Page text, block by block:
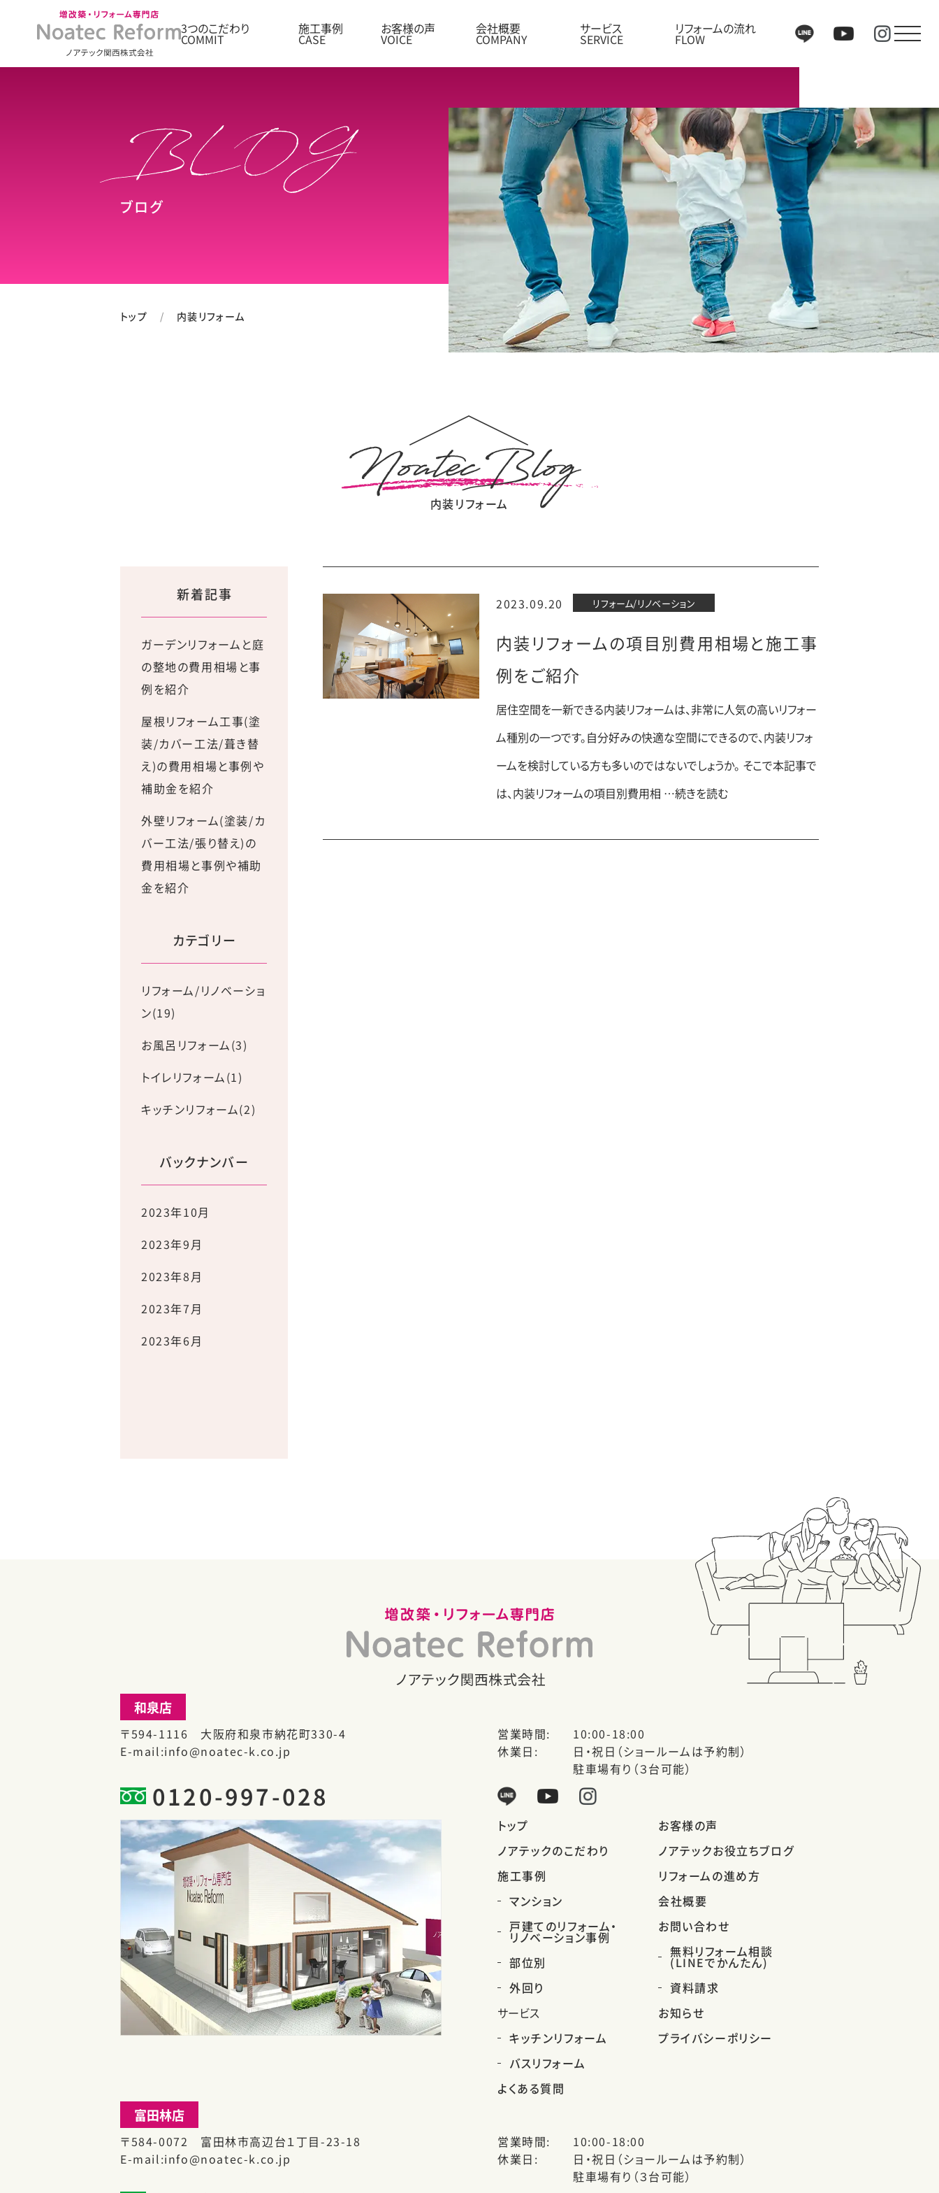
3つのこだわり 施工事例 お客様の声 会社概要 サービス リフォームの流れ
ブログ
トップ 内装リフォーム
内装リフォーム
2023.09.20 リフォーム/リノベーション
内装リフォームの項目別費用相場と施工事
例をご紹介
居住空間を一新できる内装リフォームは、非常に人気の高いリフォー
ム種別の一つです。自分好みの快適な空間にできるので、内装リフォ
ームを検討している方も多いのではないでしょうか。 そこで本記事で
は、内装リフォームの項目別費用相 …続きを読む
新着記事
ガーデンリフォームと庭
の整地の費用相場と事
例を紹介
屋根リフォーム工事(塗
装/カバー工法/葺き替
え)の費用相場と事例や
補助金を紹介
外壁リフォーム(塗装/カ
バー工法/張り替え)の
費用相場と事例や補助
金を紹介
カテゴリー
リフォーム/リノベーショ
ン(19)
お風呂リフォーム(3)
トイレリフォーム(1)
キッチンリフォーム(2)
バックナンバー
2023年10月
2023年9月
2023年8月
2023年7月
2023年6月
和泉店
〒594-1116 大阪府和泉市納花町330-4
E-mail info@noatec-k.co.jp
営業時間
10:00-18:00
休業日
日・祝日（ショールームは予約制）
駐車場有り（３台可能）
0120-997-028
トップ
ノアテックのこだわり
施工事例
マンション
戸建てのリフォーム・
リノベーション事例
部位別
外回り
サービス
キッチンリフォーム
バスリフォーム
よくある質問
お客様の声
ノアテックお役立ちブログ
リフォームの進め方
会社概要
お問い合わせ
無料リフォーム相談
(LINEでかんたん)
資料請求
お知らせ
プライバシーポリシー
富田林店
〒584-0072 富田林市高辺台１丁目-23-18
E-mail info@noatec-k.co.jp
営業時間
10:00-18:00
休業日
日・祝日（ショールームは予約制）
駐車場有り（３台可能）